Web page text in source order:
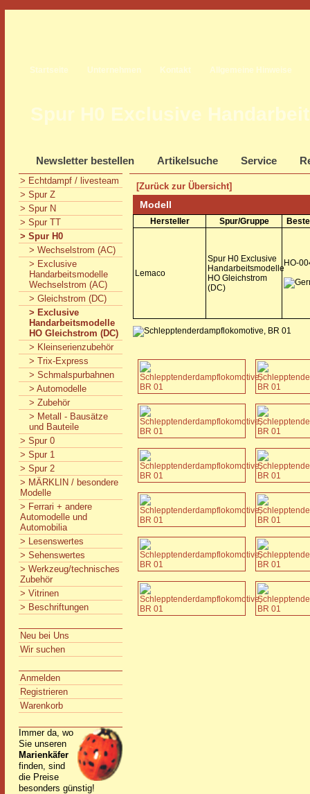
Startseite Unternehmen Kontakt Allgemeine Hinweise
Spur H0 Exclusive
Newsletter bestellen Artikelsuche Service
> Echtdampf / livesteam
> Spur Z
> Spur N
> Spur TT
> Spur H0
> Wechselstrom (AC)
> Exclusive
Handarbeitsmodelle
Wechselstrom (AC)
> Gleichstrom (DC)
> Exclusive
Handarbeitsmodelle
HO Gleichstrom (DC)
> Kleinserienzubehör
> Trix-Express
> Schmalspurbahnen
> Automodelle
> Zubehör
> Metall - Bausätze
und Bauteile
> Spur 0
> Spur 1
> Spur 2
> MÄRKLIN / besondere
Modelle
> Ferrari + andere
Automodelle und
Automobilia
> Lesenswertes
> Sehenswertes
> Werkzeug/technisches
Zubehör
> Vitrinen
> Beschriftungen
Neu bei Uns
Wir suchen
Anmelden
Registrieren
Warenkorb
Immer da, wo
Sie unseren
Marienkäfer
finden, sind
die Preise
besonders günstig!
[Zurück zur Übersicht]
Modell
Hersteller Spur/Gruppe
Lemaco
Spur H0 Exclusive
Handarbeitsmodelle
HO Gleichstrom
(DC)
HO-